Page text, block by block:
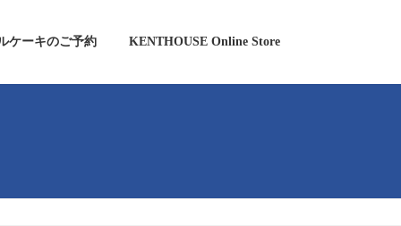
ケーキのご予約 KENTHOUSE Online Store